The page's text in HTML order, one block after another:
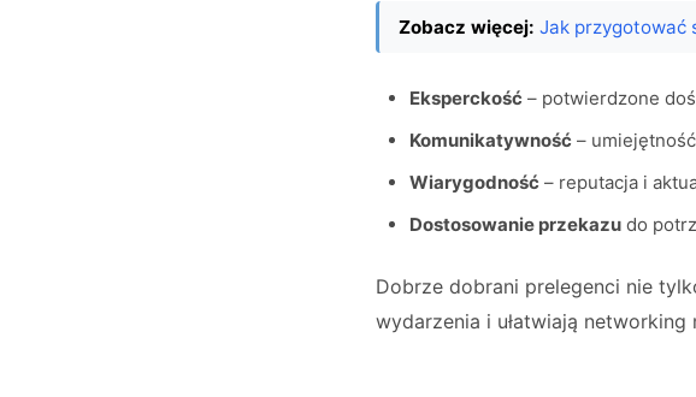
Zobacz więcej: Jak przygotować
Eksperckość – potwierdzone
Komunikatywność –
Wiarygodność – reputacja i
Dostosowanie przekazu do
Dobrze dobrani prelegenci nie
wydarzenia i ułatwiają networking